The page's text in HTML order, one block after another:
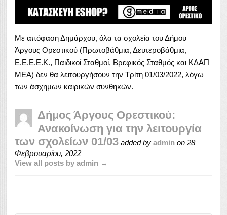
Με απόφαση Δημάρχου, όλα τα σχολεία του Δήμου
Άργους Ορεστικού (Πρωτοβάθμια, Δευτεροβάθμια,
Ε.Ε.Ε.Ε.Κ., Παιδικοί Σταθμοί, Βρεφικός Σταθμός και ΚΔΑΠ
ΜΕΑ) δεν θα λειτουργήσουν την Τρίτη 01/03/2022, λόγω
των άσχημων καιρικών συνθηκών.
Δήμος Άργους Ορεστικού:
Ανακοίνωση για την λειτουργία
των σχολείων 01/03 added by admin on 28
Φεβρουαρίου, 2022
View all posts by admin →